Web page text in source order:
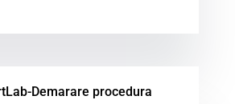
Demarare procedura